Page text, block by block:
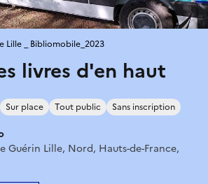
livres d'en haut
Sur place Tout public Sans inscription
Guérin Lille, Nord, Hauts-de-France,
Lille _ Bibliomobile_2023